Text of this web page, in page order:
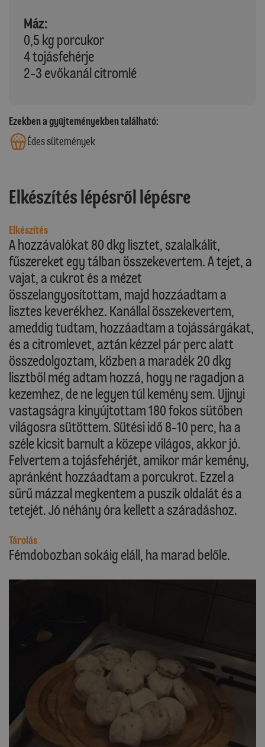
Máz:
0,5 kg porcukor
4 tojásfehérje
2-3 evőkanál citromlé
Ezekben a gyűjteményekben található:
Édes sütemények
Elkészítés lépésről lépésre
Elkészítés
A hozzávalókat 80 dkg lisztet, szalalkálit,
fűszereket egy tálban összekevertem. A tejet, a
vajat, a cukrot és a mézet
összelangyosítottam, majd hozzáadtam a
lisztes keverékhez. Kanállal összekevertem,
ameddig tudtam, hozzáadtam a tojássárgákat,
és a citromlevet, aztán kézzel pár perc alatt
összedolgoztam, közben a maradék 20 dkg
lisztből még adtam hozzá, hogy ne ragadjon a
kezemhez, de ne legyen túl kemény sem. Ujjnyi
vastagságra kinyújtottam 180 fokos sütőben
világosra sütöttem. Sütési idő 8-10 perc, ha a
széle kicsit barnult a közepe világos, akkor jó.
Felvertem a tojásfehérjét, amikor már kemény,
apránként hozzáadtam a porcukrot. Ezzel a
sűrű mázzal megkentem a puszik oldalát és a
tetejét. Jó néhány óra kellett a száradáshoz.
Tárolás
Fémdobozban sokáig eláll, ha marad belőle.